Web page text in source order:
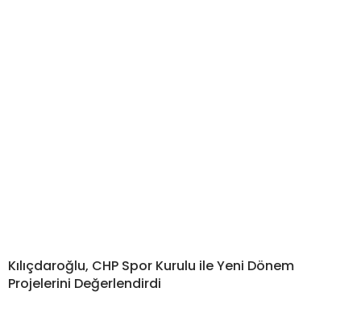
Kılıçdaroğlu, CHP Spor Kurulu ile Yeni Dönem
Projelerini Değerlendirdi